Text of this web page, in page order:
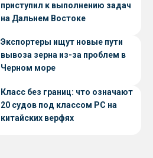
приступил к выполнению задач
на Дальнем Востоке
Экспортеры ищут новые пути
вывоза зерна из-за проблем в
Черном море
Класс без границ: что означают
20 судов под классом РС на
китайских верфях